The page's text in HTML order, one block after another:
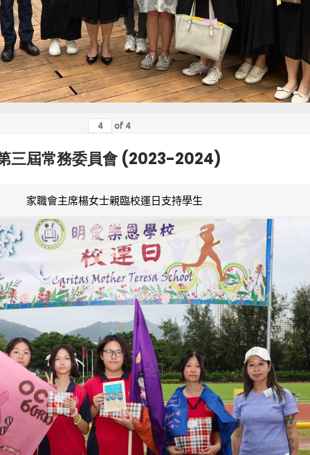
of 4
三屆常務委員會 (2023-2024)
家職會主席楊女士親臨校運日支持學生